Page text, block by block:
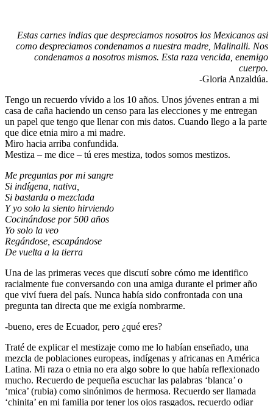
Estas carnes indias que despreciamos nosotros los Mexicanos asi
como despreciamos condenamos a nuestra madre, Malinalli. Nos
condenamos a nosotros mismos. Esta raza vencida, enemigo
cuerpo.
-Gloria Anzaldúa.
Tengo un recuerdo vívido a los 10 años. Unos jóvenes entran a mi
casa de caña haciendo un censo para las elecciones y me entregan
un papel que tengo que llenar con mis datos. Cuando llego a la parte
que dice etnia miro a mi madre.
Miro hacia arriba confundida.
Mestiza – me dice – tú eres mestiza, todos somos mestizos.
Me preguntas por mi sangre
Si indígena, nativa,
Si bastarda o mezclada
Y yo solo la siento hirviendo
Cocinándose por 500 años
Yo solo la veo
Regándose, escapándose
De vuelta a la tierra
Una de las primeras veces que discutí sobre cómo me identifico
racialmente fue conversando con una amiga durante el primer año
que viví fuera del país. Nunca había sido confrontada con una
pregunta tan directa que me exigía nombrarme.
-bueno, eres de Ecuador, pero ¿qué eres?
Traté de explicar el mestizaje como me lo habían enseñado, una
mezcla de poblaciones europeas, indígenas y africanas en América
Latina. Mi raza o etnia no era algo sobre lo que había reflexionado
mucho. Recuerdo de pequeña escuchar las palabras ‘blanca’ o
‘mica’ (rubia) como sinónimos de hermosa. Recuerdo ser llamada
‘chinita’ en mi familia por tener los ojos rasgados, recuerdo odiar